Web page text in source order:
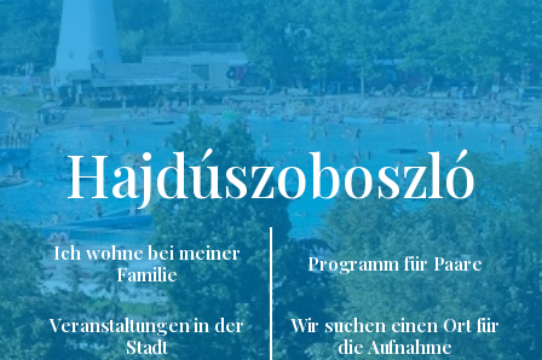
Hajdúszoboszló
Ich wohne bei meiner
Familie
Programm für Paare
Veranstaltungen in der
Stadt
Wir suchen einen Ort für
die Aufnahme